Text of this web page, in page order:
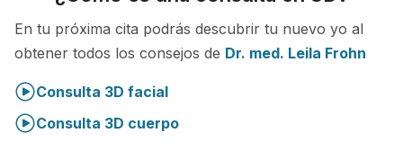
En tu próxima cita podrás descubrir tu nuevo yo al
obtener todos los consejos de Dr. med. Leila Frohn
Consulta 3D facial
Consulta 3D cuerpo